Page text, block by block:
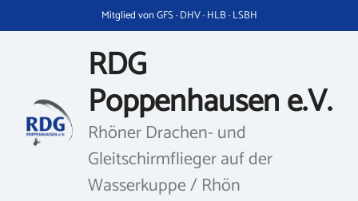
Inhalt
Mitglied von GFS · DHV · HLB · LSBH
RDG
Poppenhausen e.V.
Rhöner Drachen- und
Gleitschirmflieger auf der
Wasserkuppe / Rhön